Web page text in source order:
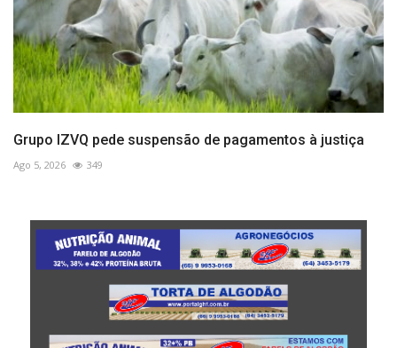
Grupo IZVQ pede suspensão de pagamentos à justiça
Ago 5, 2026 349